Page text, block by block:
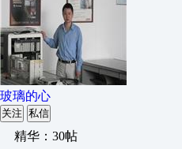
玻璃的心
关注 私信
精华：30帖